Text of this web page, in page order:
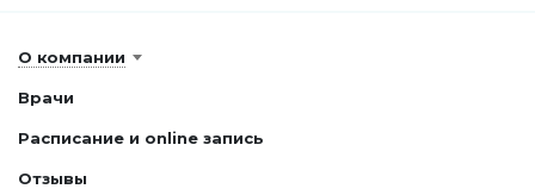
О компании
Врачи
Расписание и online запись
Отзывы